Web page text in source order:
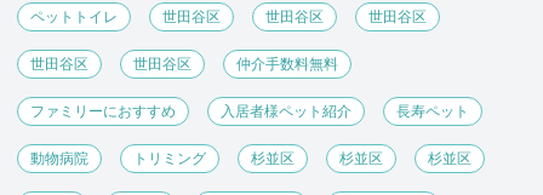
ペットトイレ 世田谷区 世田谷区 世田谷区
世田谷区 世田谷区 仲介手数料無料
ファミリーにおすすめ 入居者様ペット紹介 長寿ペット
動物病院 トリミング 杉並区 杉並区 杉並区